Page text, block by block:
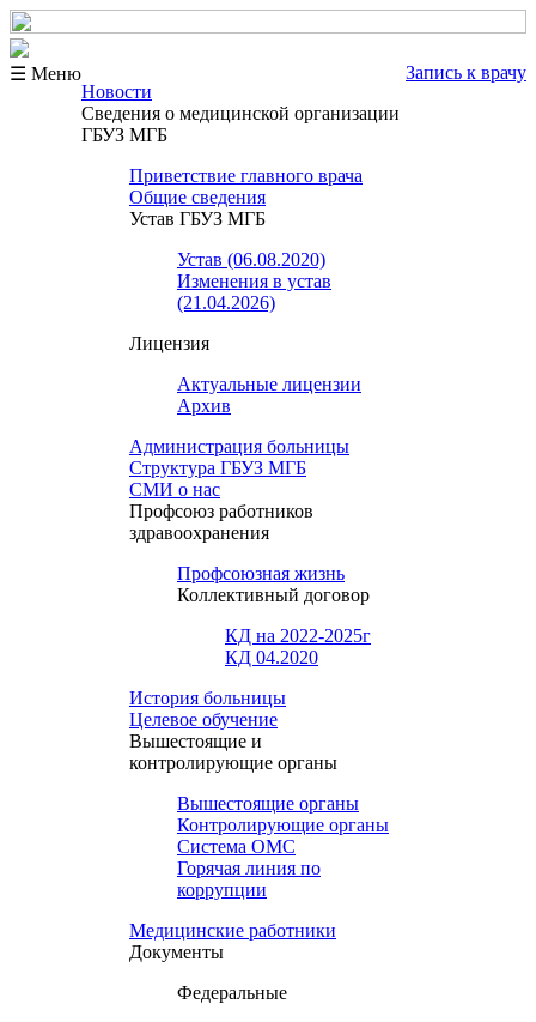
☰ Меню
Запись к врачу
Новости
Сведения о медицинской организации
ГБУЗ МГБ
Приветствие главного врача
Общие сведения
Устав ГБУЗ МГБ
Устав (06.08.2020)
Изменения в устав
(21.04.2026)
Лицензия
Актуальные лицензии
Архив
Администрация больницы
Структура ГБУЗ МГБ
СМИ о нас
Профсоюз работников
здравоохранения
Профсоюзная жизнь
Коллективный договор
КД на 2022-2025г
КД 04.2020
История больницы
Целевое обучение
Вышестоящие и
контролирующие органы
Вышестоящие органы
Контролирующие органы
Система ОМС
Горячая линия по
коррупции
Медицинские работники
Документы
Федеральные